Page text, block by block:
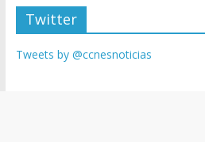
Twitter
Tweets by @ccnesnoticias